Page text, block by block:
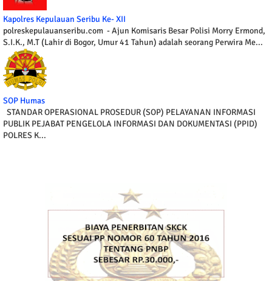
Kapolres Kepulauan Seribu Ke- XII
polreskepulauanseribu.com - Ajun Komisaris Besar Polisi Morry Ermond,
S.I.K., M.T (Lahir di Bogor, Umur 41 Tahun) adalah seorang Perwira Me...
SOP Humas
STANDAR OPERASIONAL PROSEDUR (SOP) PELAYANAN INFORMASI
PUBLIK PEJABAT PENGELOLA INFORMASI DAN DOKUMENTASI (PPID)
POLRES K...